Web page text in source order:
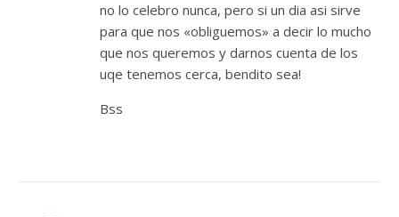
no lo celebro nunca, pero si un dia asi sirve
para que nos «obliguemos» a decir lo mucho
que nos queremos y darnos cuenta de los
uqe tenemos cerca, bendito sea!
Bss